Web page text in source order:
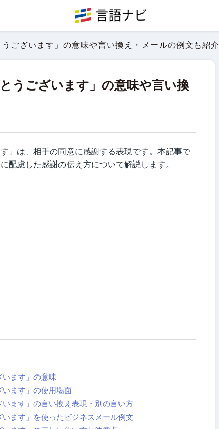
うございます」の意味や言い換え・メールの例文も紹介
うございます」の意味や言い換
」は、相手の同意に感謝する表現です。本記事で
配慮した感謝の伝え方について解説します。
います」の意味
います」の使用場面
います」の言い換え表現・別の言い方
います」を使ったビジネスメール例文